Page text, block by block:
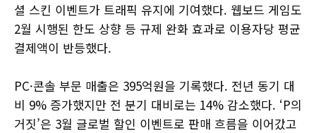
셜 스킨 이벤트가 트래픽 유지에 기여했다. 웹보드 게임도
2월 시행된 한도 상향 등 규제 완화 효과로 이용자당 평균
결제액이 반등했다.
PC·콘솔 부문 매출은 395억원을 기록했다. 전년 동기 대
비 9% 증가했지만 전 분기 대비로는 14% 감소했다. ‘P의
거짓’은 3월 글로벌 할인 이벤트로 판매 흐름을 이어갔고